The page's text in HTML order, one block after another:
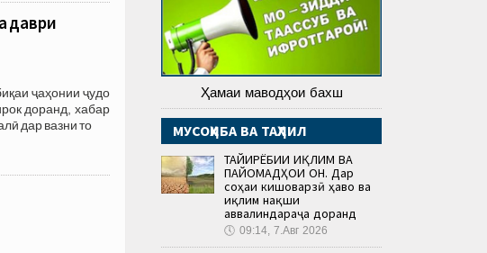
даври
ҷаҳонии ҷудо
доранд, хабар
дар вазни то
Ҳамаи маводҳои бахш
МУСОҲИБА ВА ТАҲЛИЛ
ТАҒЙИРЁБИИ ИҚЛИМ ВА
ПАЙОМАДҲОИ ОН. Дар
соҳаи кишоварзӣ ҳаво ва
иқлим нақши
аввалиндараҷа доранд
🕔 09:14, 7.Авг 2026